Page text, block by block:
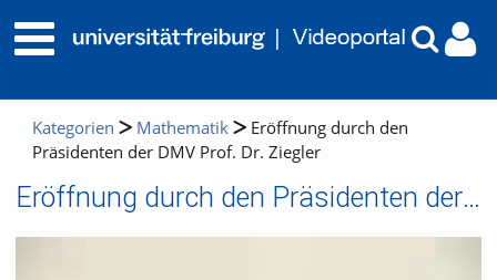
Kategorien Mathematik
Eröffnung durch den
Präsidenten der DMV Prof. Dr. Ziegler
Eröffnung durch den Präsidenten der DMV Prof. Dr. Ziegler